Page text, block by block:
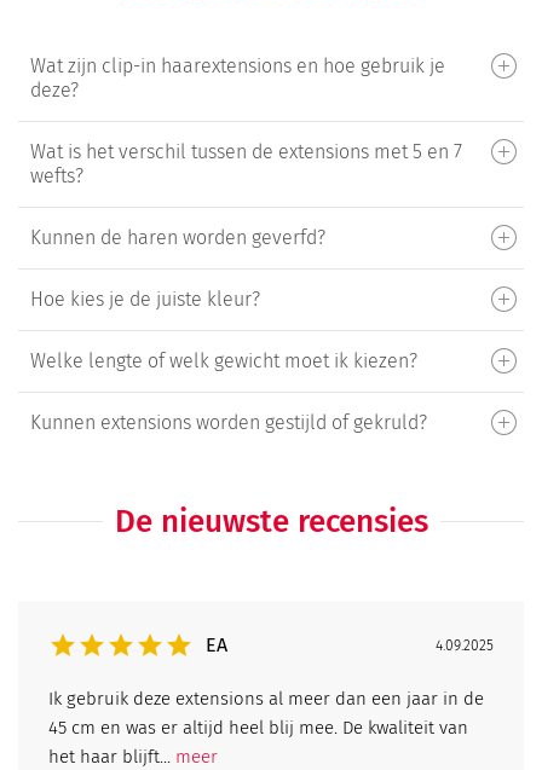
Wat zijn clip-in haarextensions en hoe gebruik je
deze?
Wat is het verschil tussen de extensions met 5 en 7
wefts?
Kunnen de haren worden geverfd?
Hoe kies je de juiste kleur?
Welke lengte of welk gewicht moet ik kiezen?
Kunnen extensions worden gestijld of gekruld?
De nieuwste recensies
EA 4.09.2025
Ik gebruik deze extensions al meer dan een jaar in de
45 cm en was er altijd heel blij mee. De kwaliteit van
het haar blijft... meer